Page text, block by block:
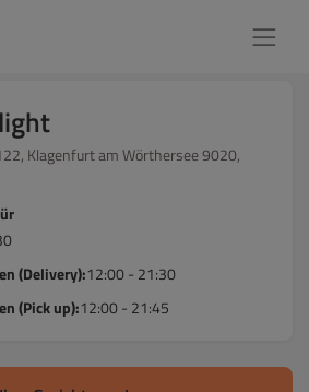
Klagenfurt am Wörthersee 9020,
(Delivery):12:00 - 21:30
(Pick up):12:00 - 21:45